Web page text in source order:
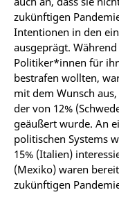
zukünftigen
Intentionen in den
ausgeprägt.
Politiker*innen für
bestrafen wollten,
mit dem Wunsch
der von 12%
geäußert wurde. An
politischen Systems
15% (Italien)
(Mexiko) waren
zukünftigen